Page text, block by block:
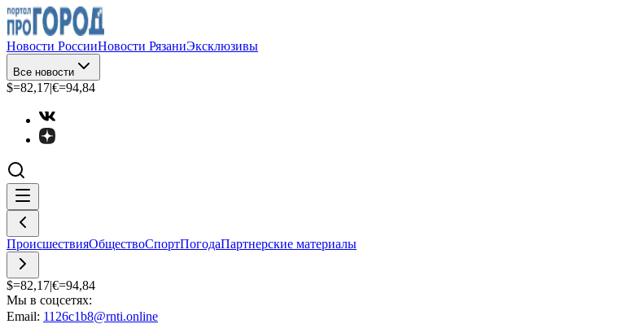
Новости РоссииНовости РязаниЭксклюзивы
Все новости
$=82,17|€=94,84
ПроисшествияОбществоСпортПогодаПартнерские материалы
$=82,17|€=94,84
Мы в соцсетях:
Email: 1126c1b8@rnti.online